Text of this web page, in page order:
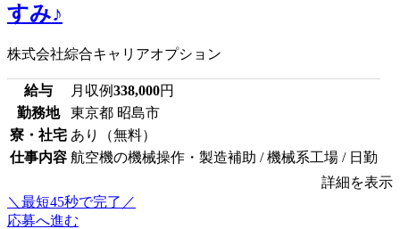
すみ♪
株式会社綜合キャリアオプション
給与 月収例338,000円
勤務地
東京都 昭島市
寮・社宅 あり（無料）
仕事内容 航空機の機械操作・製造補助 / 機械系工場 / 日勤
詳細を表示
＼最短45秒で完了／
応募へ進む